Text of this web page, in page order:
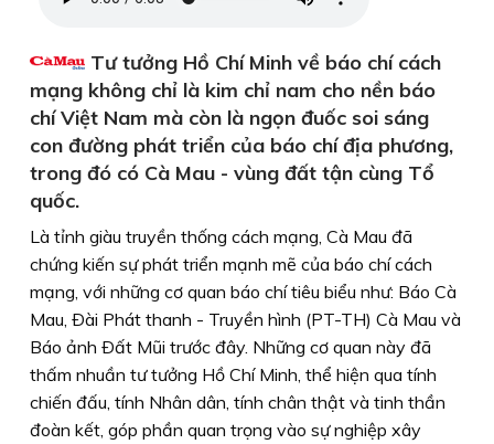
Tư tưởng Hồ Chí Minh về báo chí cách
mạng không chỉ là kim chỉ nam cho nền báo
chí Việt Nam mà còn là ngọn đuốc soi sáng
con đường phát triển của báo chí địa phương,
trong đó có Cà Mau - vùng đất tận cùng Tổ
quốc.
Là tỉnh giàu truyền thống cách mạng, Cà Mau đã
chứng kiến sự phát triển mạnh mẽ của báo chí cách
mạng, với những cơ quan báo chí tiêu biểu như: Báo Cà
Mau, Ðài Phát thanh - Truyền hình (PT-TH) Cà Mau và
Báo ảnh Ðất Mũi trước đây. Những cơ quan này đã
thấm nhuần tư tưởng Hồ Chí Minh, thể hiện qua tính
chiến đấu, tính Nhân dân, tính chân thật và tinh thần
đoàn kết, góp phần quan trọng vào sự nghiệp xây